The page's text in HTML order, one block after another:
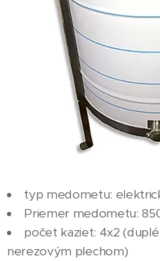
typ medometu:
Priemer medometu:
počet kaziet: 4x2
nerezovým plechom)